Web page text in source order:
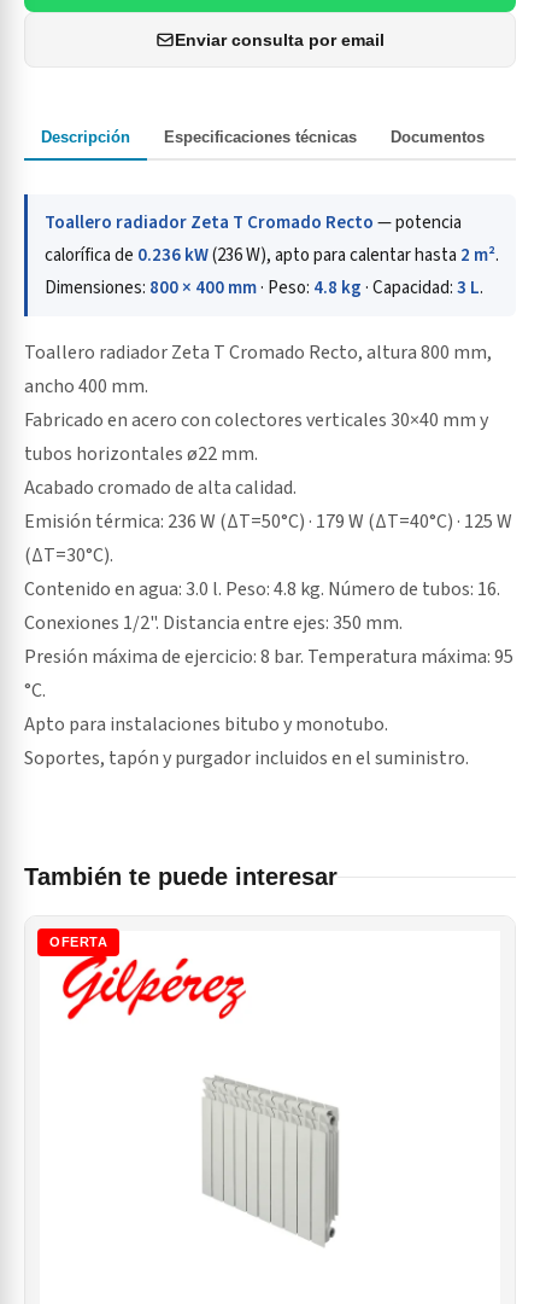
Enviar consulta por email
Descripción Especificaciones técnicas Documentos
Toallero radiador Zeta T Cromado Recto— potencia
calorífica de 0.236 kW(236 W), apto para calentar hasta 2 m².
Dimensiones: 800 × 400 mm· Peso: 4.8 kg· Capacidad:3 L.
Toallero radiador Zeta T Cromado Recto, altura 800 mm,
ancho 400 mm.
Fabricado en acero con colectores verticales 30×40 mm y
tubos horizontales ø22 mm.
Acabado cromado de alta calidad.
Emisión térmica: 236 W (ΔT=50°C) · 179 W (ΔT=40°C) · 125 W
(ΔT=30°C).
Contenido en agua: 3.0 l. Peso: 4.8 kg. Número de tubos: 16.
Conexiones 1/2". Distancia entre ejes: 350 mm.
Presión máxima de ejercicio: 8 bar. Temperatura máxima: 95
°C.
Apto para instalaciones bitubo y monotubo.
Soportes, tapón y purgador incluidos en el suministro.
También te puede interesar
OFERTA